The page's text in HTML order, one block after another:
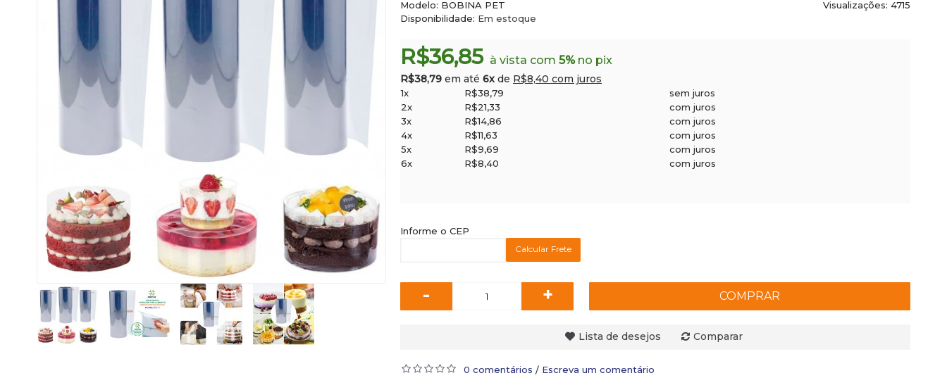
Visualizações: 4715
Modelo: BOBINA PET
Disponibilidade: Em estoque
R$36,85 à vista com 5%no pix
R$38,79 em até 6x de R$8,40 com juros
1x R$38,79
sem juros
2x
R$21,33
com juros
3x
R$14,86
com juros
4x
R$11,63
com juros
5x
R$9,69
com juros
6x
R$8,40 com juros
Informe o CEP
Calcular Frete
- + COMPRAR
Lista de desejos Comparar
0 comentários / Escreva um comentário